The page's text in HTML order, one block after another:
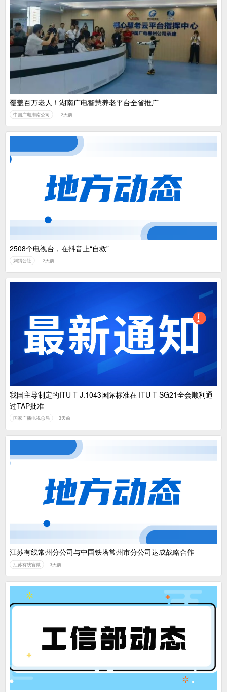
覆盖百万老人！湖南广电智慧养老平台全省推广
中国广电湖南公司 2天前
2508个电视台，在抖音上“自救”
刺猬公社 2天前
我国主导制定的ITU-T J.1043国际标准在 ITU-T SG21全会顺利通
过TAP批准
国家广播电视总局 3天前
江苏有线常州分公司与中国铁塔常州市分公司达成战略合作
江苏有线官微 3天前